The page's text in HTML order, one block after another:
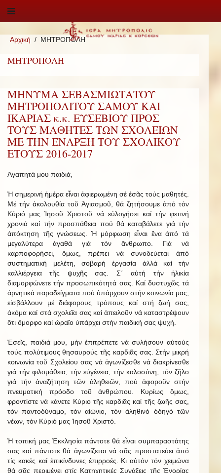
Αρχική ΜΗΤΡΟΠΟΛΗ
ΜΗΤΡΟΠΟΛΗ
ΜΗΝΥΜΑ ΣΕΒΑΣΜΙΩΤΑΤΟΥ
ΜΗΤΡΟΠΟΛΙΤΟΥ ΣΑΜΟΥ ΚΑΙ
ΙΚΑΡΙΑΣ κ.κ. ΕΥΣΕΒΙΟΥ ΠΡΟΣ
ΤΟΥΣ ΜΑΘΗΤΕΣ ΤΩΝ ΣΧΟΛΕΙΩΝ
ΜΕ ΤΗΝ ΕΝΑΡΞΗ ΤΟΥ ΣΧΟΛΙΚΟΥ
ΕΤΟΥΣ 2016-2017
Ἀγαπητά μου παιδιά,
Ἡ σημερινή ἡμέρα εἶναι ἀφιερωμένη σέ ἐσᾶς τούς μαθητές.
Μέ τήν ἀκολουθία τοῦ Ἁγιασμοῦ, θά ζητήσουμε ἀπό τόν
Κύριό μας Ἰησοῦ Χριστοῦ νά εὐλογήσει καί τήν φετινή
χρονιά καί τήν προσπάθεια πού θά καταβάλετε γιά τήν
ἀπόκτηση τῆς γνώσεως. Ἡ μόρφωση εἶναι ἕνα ἀπό τά
μεγαλύτερα ἀγαθά γιά τόν ἄνθρωπο. Γιά νά
καρποφορήσει, ὅμως, πρέπει νά συνοδεύεται ἀπό
συστηματική μελέτη, σοβαρή ἐργασία ἀλλά καί τήν
καλλιέργεια τῆς ψυχῆς σας. Σ΄ αὐτή τήν ἡλικία
διαμορφώνετε τήν προσωπικότητά σας. Καί δυστυχῶς τά
ἀρνητικά παραδείγματα πού ὑπάρχουν στήν κοινωνία μας,
εἰσβάλλουν μέ διάφορους τρόπους καί στή ζωή σας,
ἀκόμα καί στά σχολεῖα σας καί ἀπειλοῦν νά καταστρέψουν
ὅτι ὄμορφο καί ὡραῖο ὑπάρχει στήν παιδική σας ψυχή.
Ἐσεῖς, παιδιά μου, μήν ἐπιτρέπετε νά συλήσουν αὐτούς
τούς πολύτιμους θησαυρούς τῆς καρδιᾶς σας. Στήν μικρή
κοινωνία τοῦ Σχολείου σας νά ἀγωνίζεσθε νά διακρίνεσθε
γιά τήν φιλομάθεια, τήν εὐγένεια, τήν καλοσύνη, τόν ζῆλο
γιά τήν ἀναζήτηση τῶν ἀληθειῶν, πού ἀφοροῦν στήν
πνευματική πρόοδο τοῦ ἀνθρώπου. Κυρίως ὅμως,
φροντἰστε νά κάνετε Κύριο τῆς καρδιᾶς καί τῆς ζωῆς σας,
τόν παντοδύναμο, τόν αἰώνιο, τόν ἀληθινό ὁδηγό τῶν
νέων, τόν Κύριό μας Ἰησοῦ Χριστό.
Ἡ τοπική μας Ἐκκλησία πάντοτε θά εἶναι συμπαραστάτης
σας καί πάντοτε θά ἀγωνίζεται νά σᾶς προστατεύει ἀπό
τίς κακές καί ἐπικίνδυνες ἐπιρροές. Κι αὐτόν τόν χειμώνα
θά σᾶς περιμένει στίς Κατηχητικές Συνάξεις τῆς Ἐνορίας